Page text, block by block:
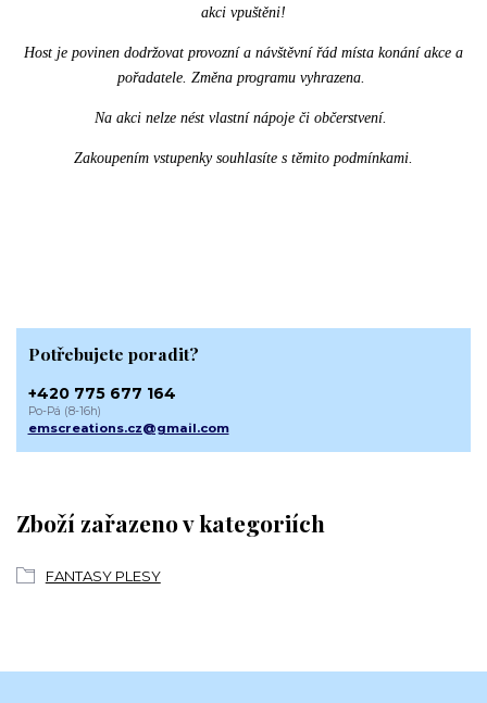
akci vpuštěni!
Host je povinen dodržovat provozní a návštěvní řád místa konání akce a
pořadatele. Změna programu vyhrazena.
Na akci nelze nést vlastní nápoje či občerstvení.
Zakoupením vstupenky souhlasíte s těmito podmínkami.
Zboží zařazeno v kategoriích
FANTASY PLESY
Potřebujete poradit?
+420 775 677 164
Po-Pá (8-16h)
emscreations.cz@gmail.com